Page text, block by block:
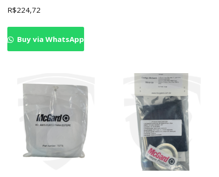
R$224,72
Buy via WhatsApp